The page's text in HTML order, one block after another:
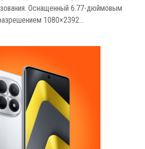
Оснащенный 6.77-дюймовым
1080×2392…